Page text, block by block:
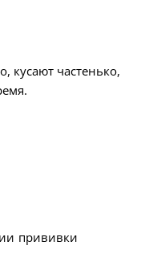
кусают частенько,
прививки